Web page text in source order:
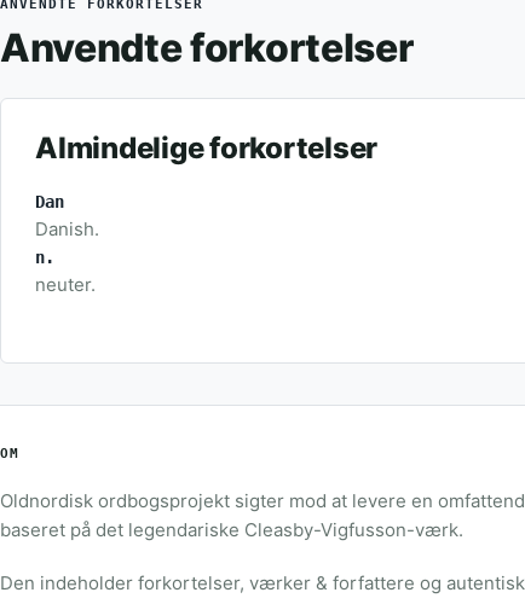
ANVENDTE FORKORTELSER
Anvendte forkortelser
Almindelige forkortelser
Dan
Danish.
n.
neuter.
OM
Oldnordisk ordbogsprojekt sigter mod at levere en
baseret på det legendariske Cleasby-Vigfusson-værk.
Den indeholder forkortelser, værker & forfattere og